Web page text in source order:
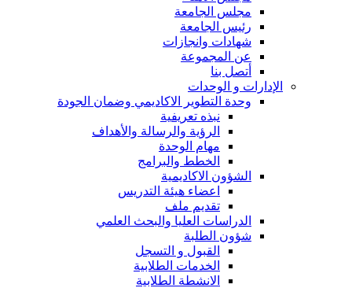
مجلس الجامعة
رئيس الجامعة
شهادات وانجازات
عن المجموعة
أتصل بنا
الإدارات و الوحدات
وحدة التطوير الاكاديمي وضمان الجودة
نبذه تعريفية
الرؤية والرسالة والأهداف
مهام الوحدة
الخطط والبرامج
الشؤون الاكاديمية
اعضاء هيئة التدريس
تقديم ملف
الدراسات العليا والبحث العلمي
شؤون الطلبة
القبول و التسجل
الخدمات الطلابية
الانشطة الطلابية